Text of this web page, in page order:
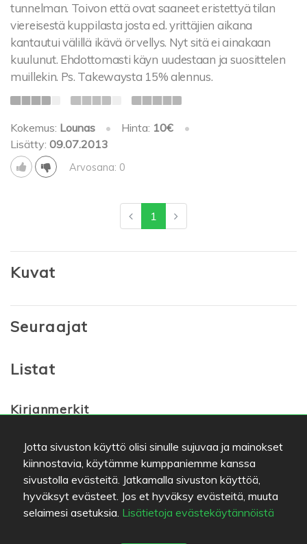
Jotta sivuston käyttö olisi sinulle sujuvaa ja mainokset
kiinnostavia, käytämme kumppaniemme kanssa
sivustolla evästeitä. Jatkamalla sivuston käyttöä,
hyväksyt evästeet. Jos et hyväksy evästeitä, muuta
selaimesi asetuksia. Lisätietoja evästekäytännöistä
tunnelman. Toivon että ovat saaneet eristettyä tilan
viereisestä kuppilasta josta ed. yrittäjien aikana
kantautui välillä ikävä örvellys. Nyt sitä ei ainakaan
kuulunut. Ehdottomasti käyn uudestaan ja suosittelen
muillekin. Ps. Takewaysta 15% alennus.
Kokemus: Lounas • Hinta: 10€
•
Lisätty: 09.07.2013
Arvosana: 0
1
Kuvat
Seuraajat
Listat
Kirjanmerkit
Suosikit
Karoliinan Kestikievari